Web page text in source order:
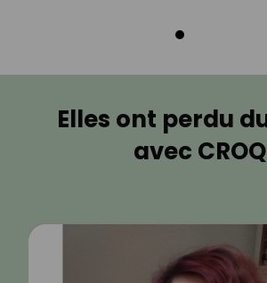
Elles ont perdu
avec CROQ